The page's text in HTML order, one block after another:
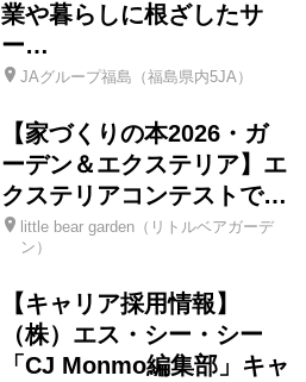
業や暮らしに根ざしたサ
ー…
JAグループ福島（福島県内5JA）
【家づくりの本2026・ガ
ーデン＆エクステリア】エ
クステリアコンテストで…
little bear garden（リトルベアガーデ
ン）
【キャリア採用情報】
（株）エス・シー・シー
「CJ Monmo編集部」キャ